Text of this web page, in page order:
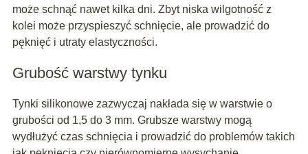
może schnąć nawet kilka dni. Zbyt niska wilgotność z
kolei może przyspieszyć schnięcie, ale prowadzić do
pęknięć i utraty elastyczności.
Grubość warstwy tynku
Tynki silikonowe zazwyczaj nakłada się w warstwie o
grubości od 1,5 do 3 mm. Grubsze warstwy mogą
wydłużyć czas schnięcia i prowadzić do problemów takich